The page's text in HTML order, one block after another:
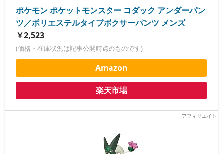
ポケモン ポケットモンスター コダック アンダーパン
ツ／ポリエステルタイプボクサーパンツ メンズ
￥2,523
(価格・在庫状況は記事公開時点のものです)
Amazon
楽天市場